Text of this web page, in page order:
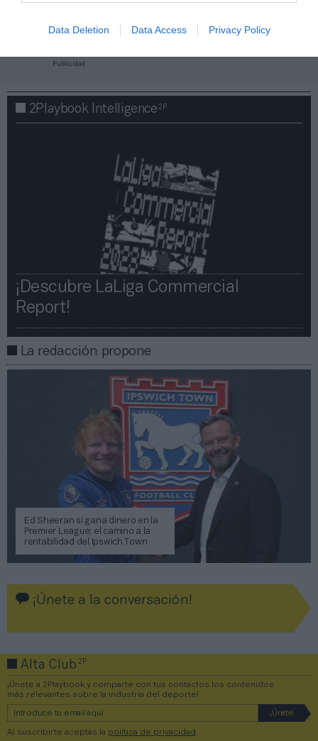
Data Deletion Data Access Privacy Policy
¡Haz click aquí y accede sin límites a contenidos
Publicidad
2Playbook Intelligence2P
¡Descubre LaLiga Commercial
Report!​​
La redacción propone
Ed Sheeran sí gana dinero en la
Premier League: el camino a la
rentabilidad del Ipswich Town
¡Únete a la conversación!
Alta Club2P
¡Únete a 2Playbook y comparte con tus contactos los contenidos
más relevantes sobre la industria del deporte!
Al suscribirte aceptas la política de privacidad